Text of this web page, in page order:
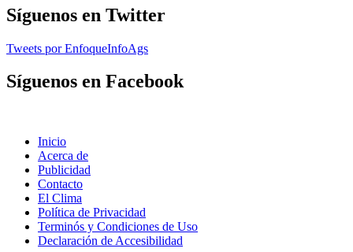
Síguenos en Twitter
Tweets por EnfoqueInfoAgs
Síguenos en Facebook
Inicio
Acerca de
Publicidad
Contacto
El Clima
Política de Privacidad
Terminós y Condiciones de Uso
Declaración de Accesibilidad